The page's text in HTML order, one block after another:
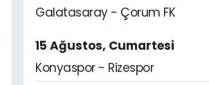
Galatasaray - Çorum FK
15 Ağustos, Cumartesi
Konyaspor - Rizespor